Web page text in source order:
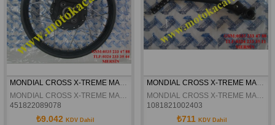
MONDIAL CROSS X-TREME MAX ARKA JANT KOMPLE 18X2,15 ORJINAL
MONDIAL CROSS X-TREME MAX ARKA JANT KOMPLE 18X2,15 ORJINAL
451822089078
₺9.042 KDV Dahil
MONDIAL CROSS X-TREME MAX  KOLÇAK ORJINAL
MONDIAL CROSS X-TREME MAX KOLÇAK ORJINAL
1081821002403
₺711KDV Dahil